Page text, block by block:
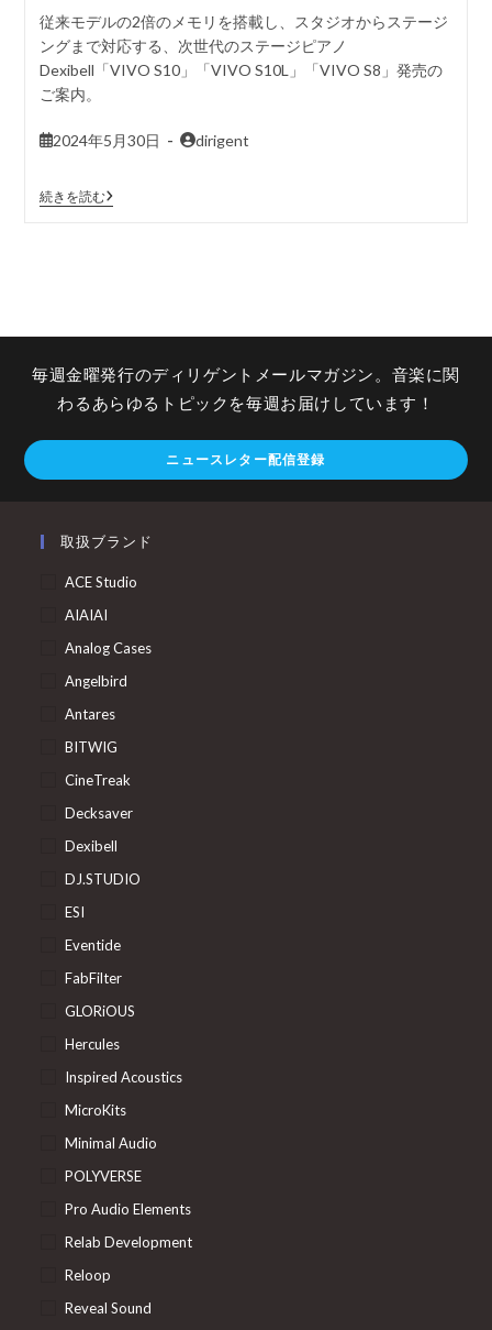
従来モデルの2倍のメモリを搭載し、スタジオからステージ
ングまで対応する、次世代のステージピアノ
Dexibell「VIVO S10」「VIVO S10L」「VIVO S8」発売の
ご案内。
2024年5月30日 dirigent
続きを読む
毎週金曜発行のディリゲントメールマガジン。音楽に関
わるあらゆるトピックを毎週お届けしています！
ニュースレター配信登録
取扱ブランド
ACE Studio
AIAIAI
Analog Cases
Angelbird
Antares
BITWIG
CineTreak
Decksaver
Dexibell
DJ.STUDIO
ESI
Eventide
FabFilter
GLORiOUS
Hercules
Inspired Acoustics
MicroKits
Minimal Audio
POLYVERSE
Pro Audio Elements
Relab Development
Reloop
Reveal Sound